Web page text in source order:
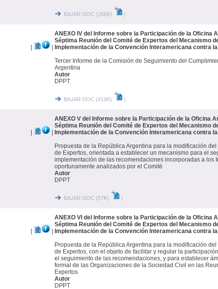
BAJAR DOC (266K) |
ANEXO IV del Informe sobre la Participación de la Oficina
Séptima Reunión del Comité de Expertos del Mecanismo
Implementación de la Convención Interamericana contra
Tercer Informe de la Comisión de Seguimiento del
Argentina
Autor
DPPT
BAJAR DOC (419K) |
ANEXO V del Informe sobre la Participación de la Oficina
Séptima Reunión del Comité de Expertos del Mecanismo
Implementación de la Convención Interamericana contra
Propuesta de la República Argentina para la modificación
de Expertos, orientada a establecer un mecanismo para el
implementación de las recomendaciones incorporadas a los
oportunamente analizados por el Comité
Autor
DPPT
BAJAR DOC (57K) |
ANEXO VI del Informe sobre la Participación de la Oficina
Séptima Reunión del Comité de Expertos del Mecanismo
Implementación de la Convención Interamericana contra
Propuesta de la República Argentina para la modificación
de Expertos, con el objeto de facilitar y regular la
el seguimiento de las recomendaciones, y para establecer
formal de las Organizaciones de la Sociedad Civil en las
Expertos
Autor
DPPT